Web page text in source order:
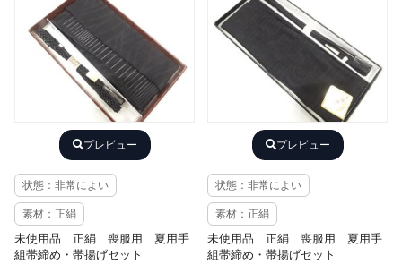
プレビュー
状態：非常によい
素材：正絹
未使用品 正絹 喪服用 夏用手
組帯締め・帯揚げセット
プレビュー
状態：非常によい
素材：正絹
未使用品 正絹 喪服用 夏用手
組帯締め・帯揚げセット